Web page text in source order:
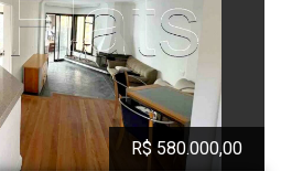
R$ 580.000,00